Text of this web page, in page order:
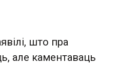
што пра
але каментаваць